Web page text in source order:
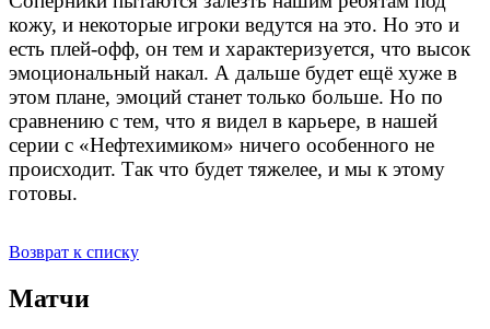
кожу, и некоторые игроки ведутся на это. Но это и
есть плей-офф, он тем и характеризуется, что высок
эмоциональный накал. А дальше будет ещё хуже в
этом плане, эмоций станет только больше. Но по
сравнению с тем, что я видел в карьере, в нашей
серии с «Нефтехимиком» ничего особенного не
происходит. Так что будет тяжелее, и мы к этому
готовы.
Возврат к списку
Матчи